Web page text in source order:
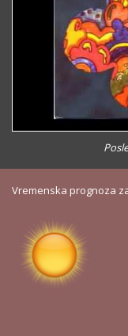
Vremenska prognoza